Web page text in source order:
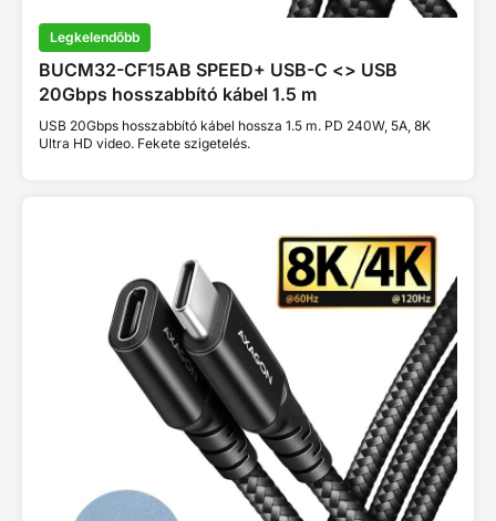
Legkelendőbb
BUCM32-CF15AB SPEED+ USB-C <> USB
20Gbps hosszabbító kábel 1.5 m
USB 20Gbps hosszabbító kábel hossza 1.5 m. PD 240W, 5A, 8K
Ultra HD video. Fekete szigetelés.